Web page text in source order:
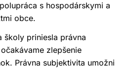
s hospodárskymi a
obce.
školy priniesla právna
zlepšenie
Právna subjektivita umožni